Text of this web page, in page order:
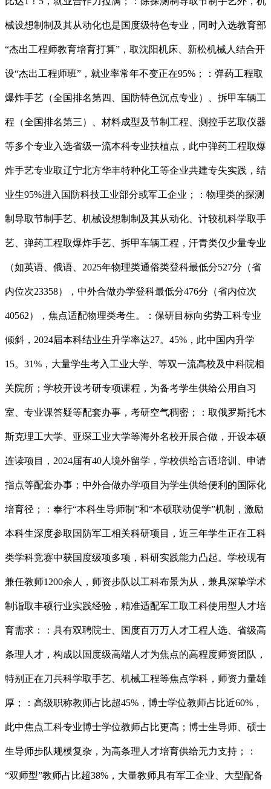
械设想制制及其从动化也是国度级特色专业，同时入选教育部
“杰出工程师教育培育打算”，取沈阳机床、新松机械人结合开
设“杰出工程师班”，就业率常年不变正在95%；：弹药工程取
爆炸手艺（全国排名第四、国防特色沉点专业）、拆甲车辆工
程（全国排名第三）、材料成型及节制工程、测控手艺取仪器
等多个专业入选省级一流本科专业扶植点，此中弹药工程取爆
炸手艺专业取辽宁北方华丰特种化工等企业共建专失实践，结
业生95%进入国防科技工业部分或军工企业；：物理类的探测
制导取节制手艺、机械设想制制及其从动化、计较机科学取手
艺、弹药工程取爆炸手艺、拆甲车辆工程，汗青类仅少量专业
（如英语、俄语、2025年物理类通俗类登科最低分527分（省
内位次23358），中外合做办学登科最低分476分（省内位次
40562），焦点适配物理类考生。：保研目标向劣势工科专业
倾斜，2024届本科结业生升学率达27。45%，此中国内升学
15。31%，大量学生考入工业大学、等双一流高校及中科院相
关院所；学校开设考研专项课程，为备考学生供给公用自习
室、专业课答疑等配套办事，考研空气稠密；：取俄罗斯托木
斯克理工大学、亚琛工业大学等海外名校开展合做，开设本硕
连读项目，2024届有40人境外留学，学校供给言语培训、申请
指点等配套办事；中外合做办学项目为学生供给便利的国际化
培育径；：奉行“本科生导师制”和“本硕联动促学”机制，激励
本科生深度参取国防军工相关科研项目，近三年学生正在工科
类学科竞赛中获国度级项多项，科研实践能力凸起。学校现有
兼任教师1200余人，师资步队以工科布景为从，兼具深挚学术
制诣取丰硕行业实践经验，精准适配军工取工科使用型人才培
育需求：：具有双聘院士、国度百万万人才工程人选、省级高
条理人才，构成以国度级高端人才为焦点的高程度师资团队，
特别正在刀兵科学取手艺、机械工程等焦点学科，师资力量雄
厚；：高级职称教师占比超45%，博士学位教师占比近60%，
此中焦点工科专业博士学位教师占比更高；博士生导师、硕士
生导师步队规模复杂，为高条理人才培育供给无力支持；：
“双师型”教师占比超38%，大量教师具有军工企业、大型配备